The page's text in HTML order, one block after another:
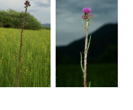
Cirsium
Cirsium
palustre